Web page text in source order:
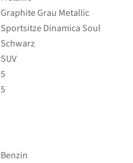
Graphite Grau Metallic
Sportsitze Dinamica Soul
Schwarz
SUV
5
5
Benzin